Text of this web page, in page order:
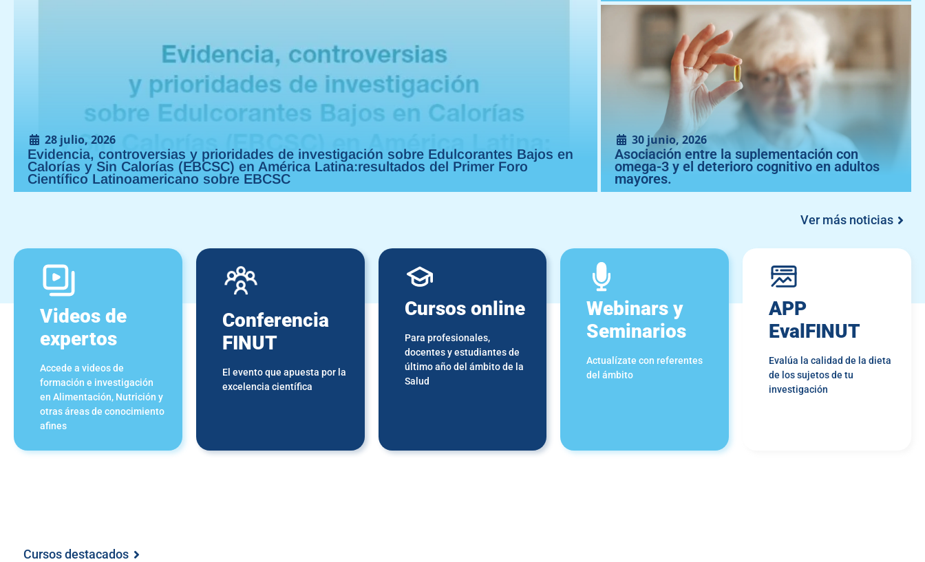
28 julio, 2026
Evidencia, controversias y prioridades de investigación sobre Edulcorantes Bajos en
Calorías y Sin Calorías (EBCSC) en América Latina:resultados del Primer Foro
Científico Latinoamericano sobre EBCSC
30 junio, 2026
Asociación entre la suplementación con
omega-3 y el deterioro cognitivo en adultos
mayores.
Ver más noticias
Videos de
expertos
Accede a videos de
formación e investigación
en Alimentación, Nutrición y
otras áreas de conocimiento
afines
Conferencia
FINUT
El evento que apuesta por la
excelencia científica
Cursos online
Para profesionales,
docentes y estudiantes de
último año del ámbito de la
Salud
Webinars y
Seminarios
Actualízate con referentes
del ámbito
APP
EvalFINUT
Evalúa la calidad de la dieta
de los sujetos de tu
investigación
Cursos destacados